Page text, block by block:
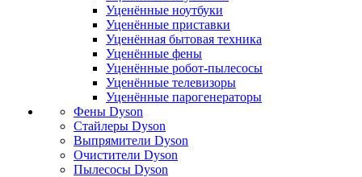
Уценённые ноутбуки
Уценённые приставки
Уценённая бытовая техника
Уценённые фены
Уценённые робот-пылесосы
Уценённые телевизоры
Уценённые парогенераторы
Фены Dyson
Стайлеры Dyson
Выпрямители Dyson
Очистители Dyson
Пылесосы Dyson